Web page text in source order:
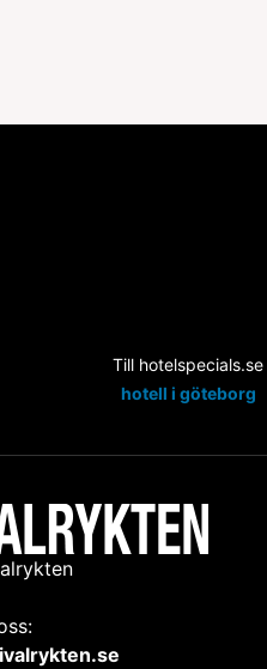
Till hotelspecials.se
hotell i göteborg